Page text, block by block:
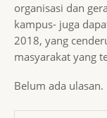
organisasi dan
kampus- juga
2018, yang
masyarakat yang
Belum ada ulasan.